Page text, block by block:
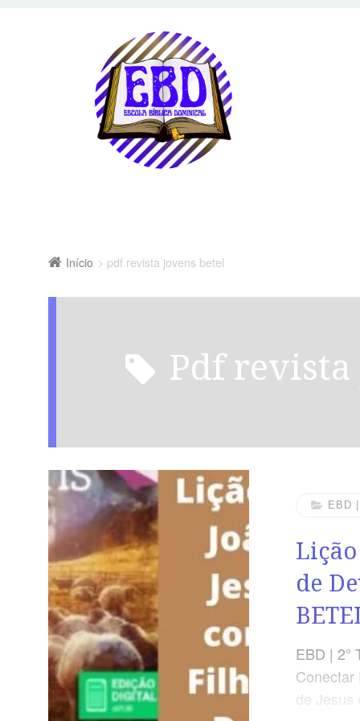
Início pdf revista jovens betel
pdf
EBD
de
EBD | 2°
Conectar
de Jesus